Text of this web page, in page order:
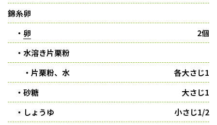
錦糸卵
・ 卵
2個
・水溶き片栗粉
・片栗粉、水
各大さじ1
・砂糖
大さじ1
・しょうゆ
小さじ1/2